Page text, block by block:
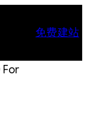
免费建站
For